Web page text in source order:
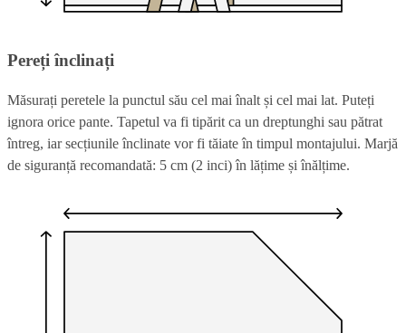
Pereți înclinați
Măsurați peretele la punctul său cel mai înalt și cel mai lat. Puteți
ignora orice pante. Tapetul va fi tipărit ca un dreptunghi sau pătrat
întreg, iar secțiunile înclinate vor fi tăiate în timpul montajului. Marjă
de siguranță recomandată: 5 cm (2 inci) în lățime și înălțime.